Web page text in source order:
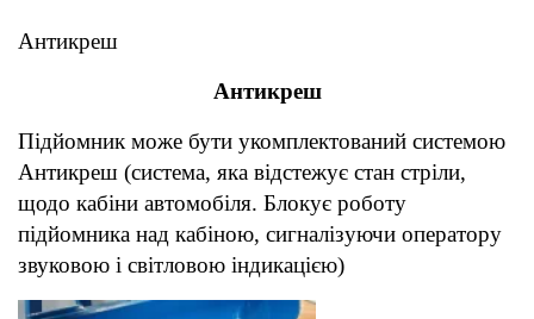
Антикреш
Антикреш
Підйомник може бути укомплектований системою
Антикреш (система, яка відстежує стан стріли,
щодо кабіни автомобіля. Блокує роботу
підйомника над кабіною, сигналізуючи оператору
звуковою і світловою індикацією)